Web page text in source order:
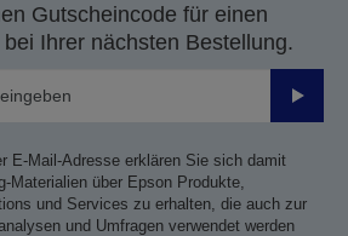
Gutscheincode für einen
bei Ihrer nächsten Bestellung.
E-Mail-Adresse erklären Sie sich damit
Materialien über Epson Produkte,
und Services zu erhalten, die auch zur
und Umfragen verwendet werden